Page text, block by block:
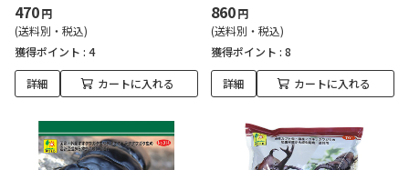
470円
(送料別・税込)
獲得ポイント : 4
詳細 カートに入れる
860円
(送料別・税込)
獲得ポイント : 8
詳細 カートに入れる